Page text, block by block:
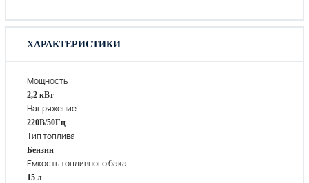
ХАРАКТЕРИСТИКИ
Мощность
2,2 кВт
Напряжение
220В/50Гц
Тип топлива
Бензин
Емкость топливного бака
15 л